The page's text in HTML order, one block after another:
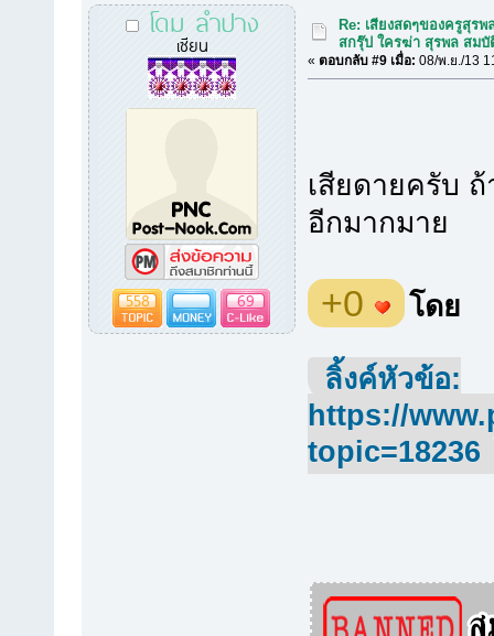
โดม ลำปาง
เซียน
558 69
Re: เสียงสดๆของครูสุรพ
สกรุ๊ป ใครฆ่า สุรพล สมบั
« ตอบกลับ #9 เมื่อ: 08/พ.ย./13
เสียดายครับ
อีกมากมาย
+0 โดย
ลิ้งค์หัวข้อ:
https://
topic=18236